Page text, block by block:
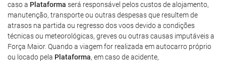
caso a Plataforma será responsável pelos custos de alojamento,
manutenção, transporte ou outras despesas que resultem de
atrasos na partida ou regresso dos voos devido a condições
técnicas ou meteorológicas, greves ou outras causas imputáveis a
Força Maior. Quando a viagem for realizada em autocarro próprio
ou locado pela Plataforma, em caso de acidente,